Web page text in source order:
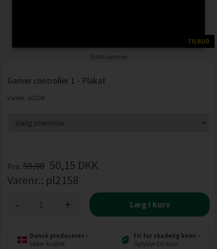
TILBUD
(Uden ramme)
Gamer controller 1 - Plakat
Varenr.: pl2158
Pris 59,00 50,15 DKK
Varenr.: pl2158
+
- Læg i kurv
Dansk produceret •
Sikker kvalitet
Fri for skadelig kemi •
Opfylder EU-krav